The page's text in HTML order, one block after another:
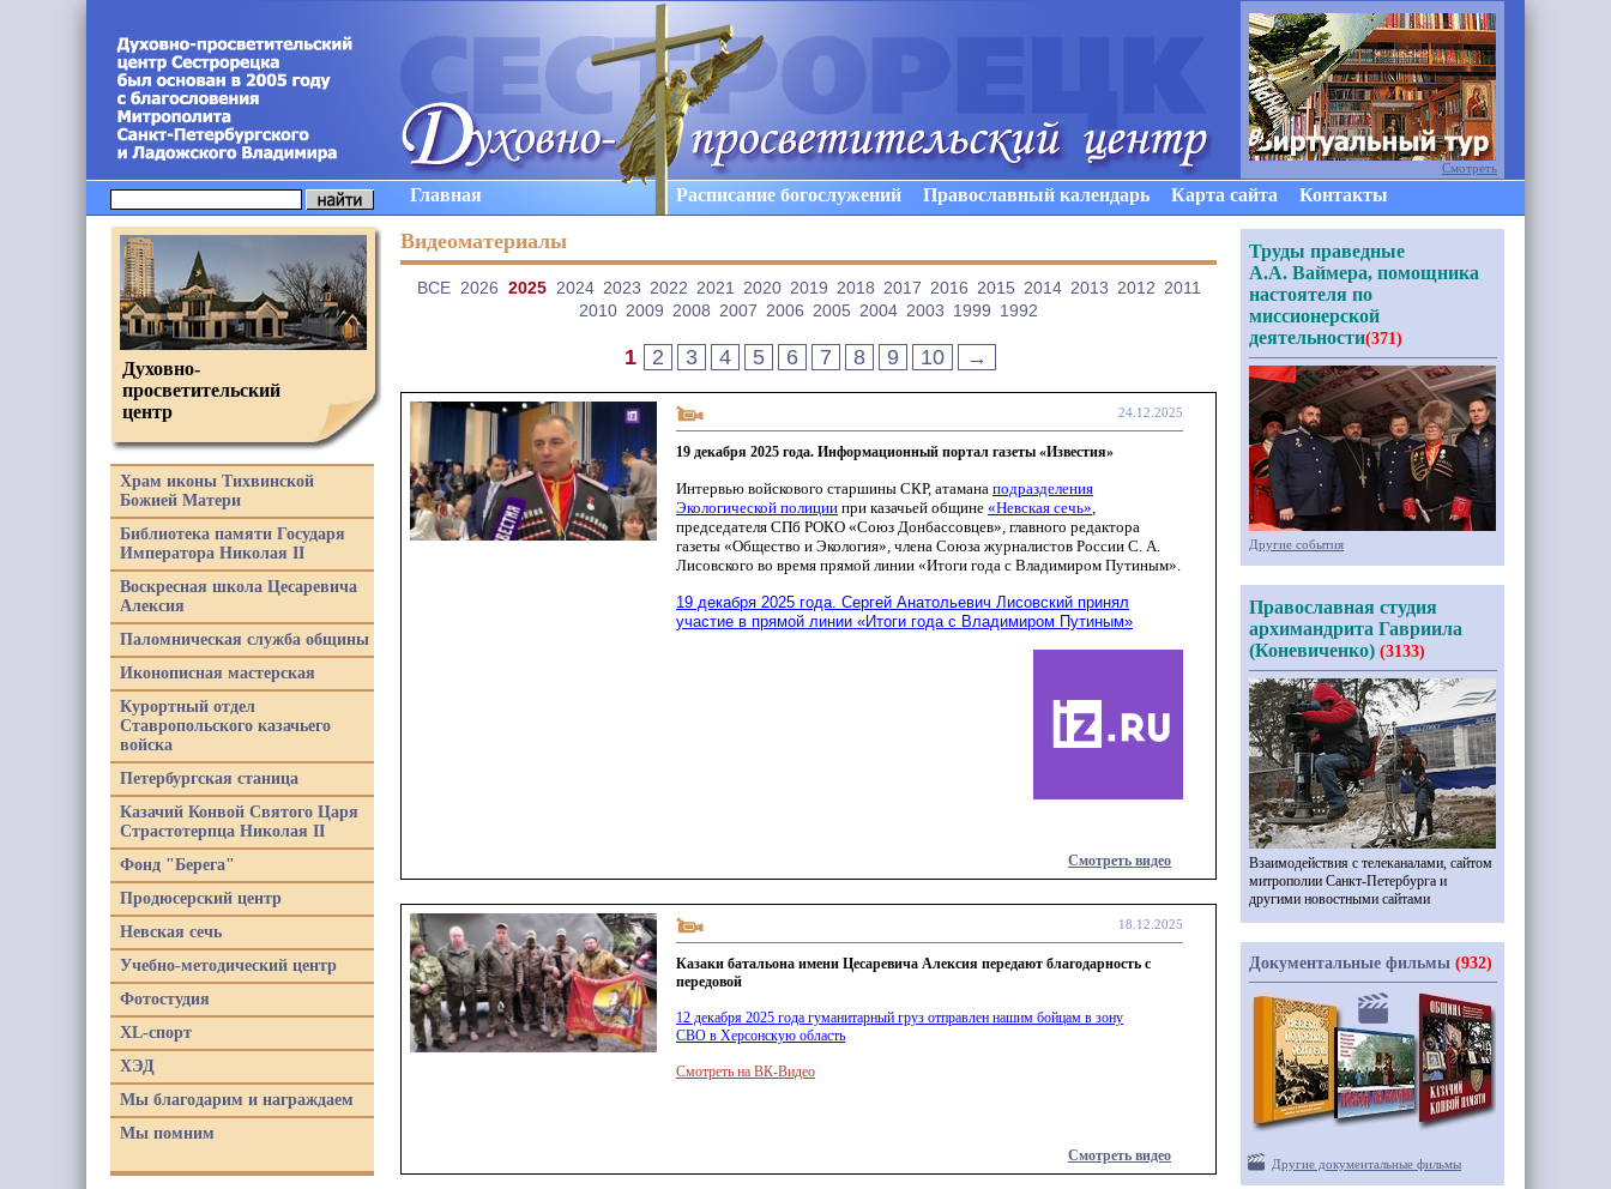
Главная Расписание богослужений Православный календарь Карта сайта Контакты
Видеоматериалы
ВCE 2026 2025 2024 2023 2022 2021 2020 2019 2018 2017 2016 2015 2014 2013 2012 2011
2010 2009 2008 2007 2006 2005 2004 2003 1999 1992
1 2 3 4 5 6 7 8 9 10 →
24.12.2025
19 декабря 2025 года. Информационный портал газеты «Известия»
Интервью войскового старшины СКР, атамана подразделения
Экологической полиции при казачьей общине «Невская сечь»,
председателя СПб РОКО «Союз Донбассовцев», главного редактора
газеты «Общество и Экология», члена Союза журналистов России С. А.
Лисовского во время прямой линии «Итоги года с Владимиром Путиным».
19 декабря 2025 года. Сергей Анатольевич Лисовский принял
участие в прямой линии «Итоги года с Владимиром Путиным»
Смотреть видео
18.12.2025
Казаки батальона имени Цесаревича Алексия передают благодарность с
передовой
12 декабря 2025 года гуманитарный груз отправлен нашим бойцам в зону
СВО в Херсонскую область
Смотреть на ВК-Видео
Смотреть видео
Духовно-
просветительский
центр
Храм иконы Тихвинской
Божией Матери
Библиотека памяти Государя
Императора Николая II
Воскресная школа Цесаревича
Алексия
Паломническая служба общины
Иконописная мастерская
Курортный отдел
Ставропольского казачьего
войска
Петербургская станица
Казачий Конвой Святого Царя
Страстотерпца Николая II
Фонд "Берега"
Продюсерский центр
Невская сечь
Учебно-методический центр
Фотостудия
XL-спорт
ХЭД
Мы благодарим и награждаем
Мы помним
Смотреть
Труды праведные
А.А. Ваймера, помощника
настоятеля по
миссионерской
деятельности(371)
Другие события
Православная студия
архимандрита Гавриила
(Коневиченко) (3133)
Взаимодействия с телеканалами, сайтом
митрополии Санкт-Петербурга и
другими новостными сайтами
Документальные фильмы (932)
Другие документальные фильмы